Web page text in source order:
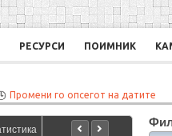
РЕСУРСИ ПОИМНИК
Промени го опсегот на датите